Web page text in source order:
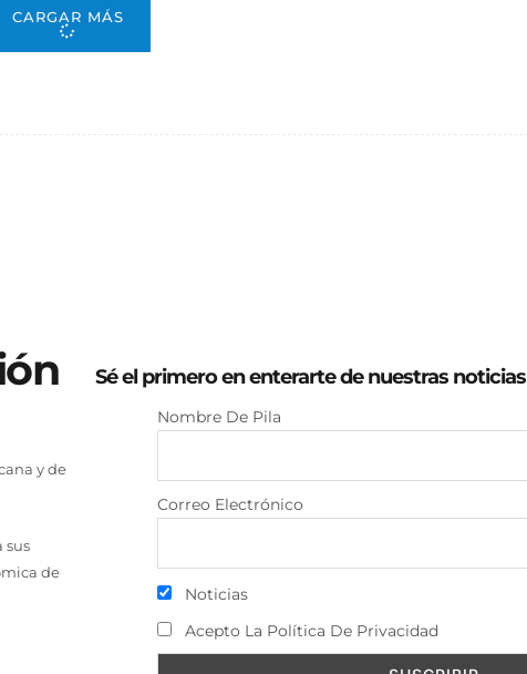
CARGAR MÁS
y de
sus
de
Sé el primero en enterarte de nuestras noticias
Nombre De Pila
Correo Electrónico
Noticias
Acepto La Política De Privacidad